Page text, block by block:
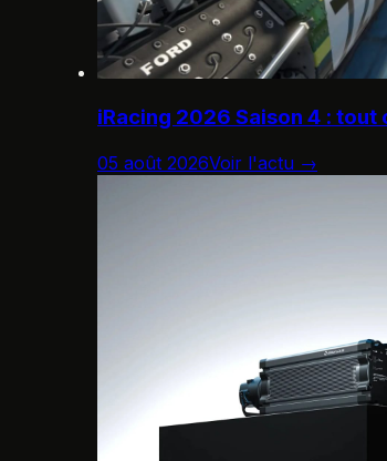
iRacing 2026 Saison 4 :
05 août 2026Voir l'actu →